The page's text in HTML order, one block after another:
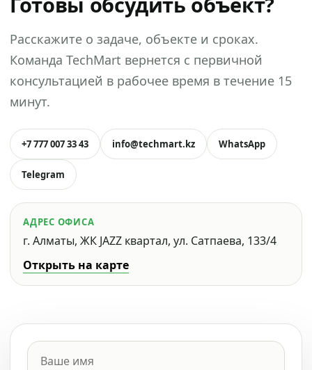
Расскажите о задаче, объекте и сроках.
Команда TechMart вернется с первичной
консультацией в рабочее время в течение 15
минут.
+7 777 007 33 43 info@techmart.kz WhatsApp
Telegram
АДРЕС ОФИСА
г. Алматы, ЖК JAZZ квартал, ул. Сатпаева, 133/4
Открыть на карте